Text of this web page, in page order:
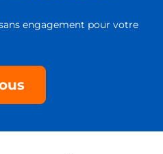
engagement pour votre